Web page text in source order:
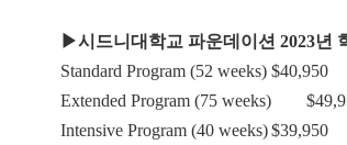
▶시드니대학교 파운데이션 2023년
Standard Program (52 weeks) $40,950
Extended Program (75 weeks)
Intensive Program (40 weeks)$39,950